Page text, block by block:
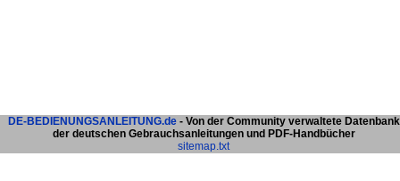
DE-BEDIENUNGSANLEITUNG.de- Von der Community verwaltete Datenbank
der deutschen Gebrauchsanleitungen und PDF-Handbücher
sitemap.txt